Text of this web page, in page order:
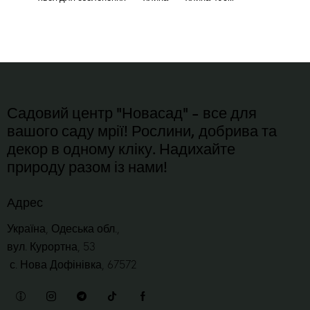
Садовий центр "Новасад" - все для
вашого саду мрії! Рослини, добрива та
декор в одному кліку. Надихайте
природу разом із нами!
Адрес
Україна, Одеська обл.,
вул. Курортна, 53
с. Нова Дофінівка, 67572